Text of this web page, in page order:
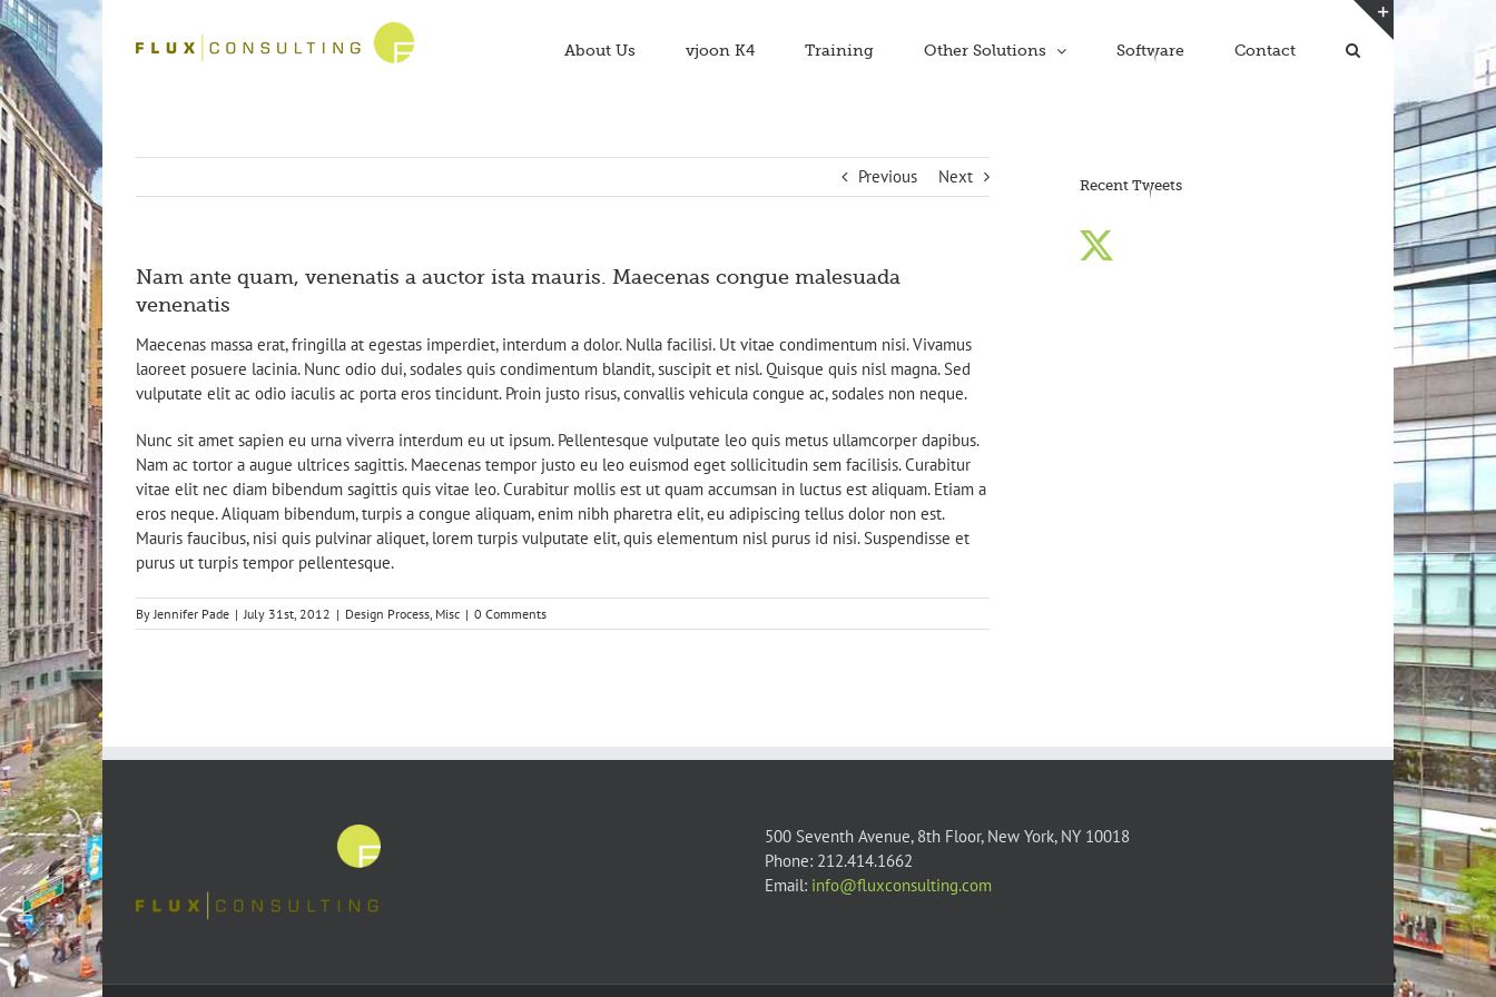
Skip
to
content
About Us vjoon K4 Training Other Solutions Software Contact
Previous Next
Nam ante quam, venenatis a auctor ista mauris. Maecenas congue malesuada
venenatis
Maecenas massa erat, fringilla at egestas imperdiet, interdum a dolor. Nulla facilisi. Ut vitae condimentum nisi. Vivamus
laoreet posuere lacinia. Nunc odio dui, sodales quis condimentum blandit, suscipit et nisl. Quisque quis nisl magna. Sed
vulputate elit ac odio iaculis ac porta eros tincidunt. Proin justo risus, convallis vehicula congue ac, sodales non neque.
Nunc sit amet sapien eu urna viverra interdum eu ut ipsum. Pellentesque vulputate leo quis metus ullamcorper dapibus.
Nam ac tortor a augue ultrices sagittis. Maecenas tempor justo eu leo euismod eget sollicitudin sem facilisis. Curabitur
vitae elit nec diam bibendum sagittis quis vitae leo. Curabitur mollis est ut quam accumsan in luctus est aliquam. Etiam a
eros neque. Aliquam bibendum, turpis a congue aliquam, enim nibh pharetra elit, eu adipiscing tellus dolor non est.
Mauris faucibus, nisi quis pulvinar aliquet, lorem turpis vulputate elit, quis elementum nisl purus id nisi. Suspendisse et
purus ut turpis tempor pellentesque.
ByJennifer Pade | July 31st, 2012 | Design Process, Misc | 0 Comments
Recent Tweets
500 Seventh Avenue, 8th Floor, New York, NY 10018
Phone: 212.414.1662
Email: info@fluxconsulting.com
Bar
Area